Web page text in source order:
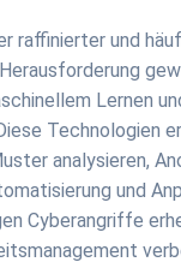
raffinierter und
Lernen
Technologien
analysieren,
und
Cyberangriffe